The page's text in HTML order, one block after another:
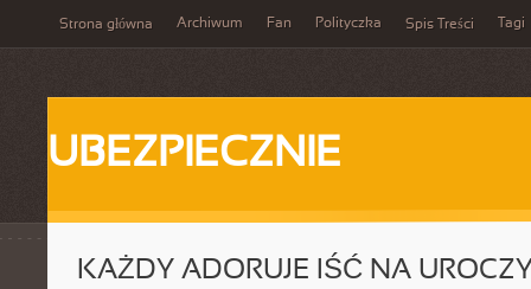
Strona główna Archiwum Fan Polityczka Spis Treści Tagi
UBEZPIECZNIE
KAŻDY ADORUJE IŚĆ NA